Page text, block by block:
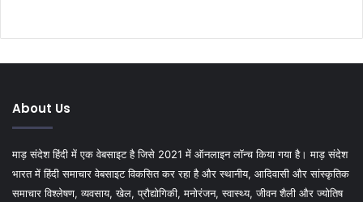
About Us
माड़ संदेश हिंदी में एक वेबसाइट है जिसे 2021 में ऑनलाइन लॉन्च किया गया है। माड़ संदेश
भारत में हिंदी समाचार वेबसाइट विकसित कर रहा है और स्थानीय, आदिवासी और सांस्कृतिक
समाचार विश्लेषण, व्यवसाय, खेल, प्रौद्योगिकी, मनोरंजन, स्वास्थ्य, जीवन शैली और ज्योतिष